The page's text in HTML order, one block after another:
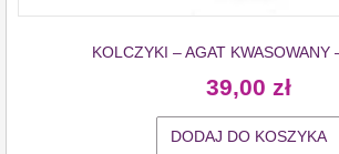
KOLCZYKI – AGAT KWASOWANY
39,00 zł
DODAJ DO KOSZYKA